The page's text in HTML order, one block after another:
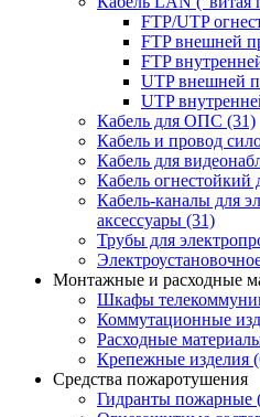
FTP/UTP
FTP внешней
FTP
UTP внешней
UTP
Кабель для ОПС (31)
Кабель и провод
Кабель для
Кабель
Кабель-каналы для
аксессуары (31)
Трубы для
Монтажные и расходные
Шкафы
Коммутационные
Расходные
Крепежные изделия
Средства пожаротушения
Гидранты пожарные